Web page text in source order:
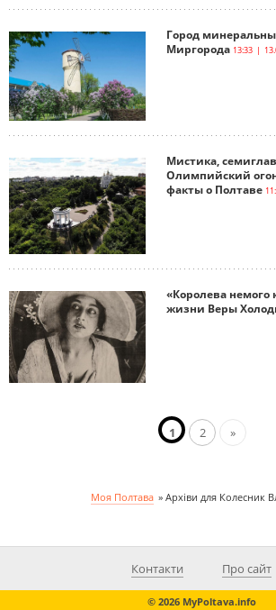
Город
Миргорода 13:33 |
Мистика,
Олимпийский
факты о Полтаве
«Королева немого
жизни Веры
1 2 »
Моя Полтава » Архіви для Колесник
Контакти Про сайт
© 2026 MyPoltava.info